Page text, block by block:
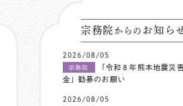
宗務院 からの お知ら
2026/08/05
宗務院
「令和８年熊本地震災
金」勧募のお願い
2026/08/05